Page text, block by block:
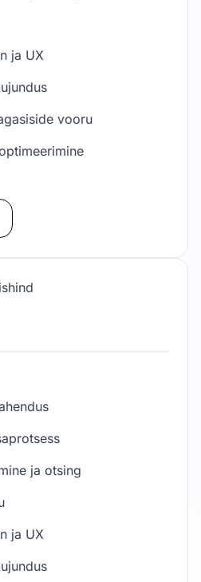
ja UX
vooru
ja otsing
ja UX